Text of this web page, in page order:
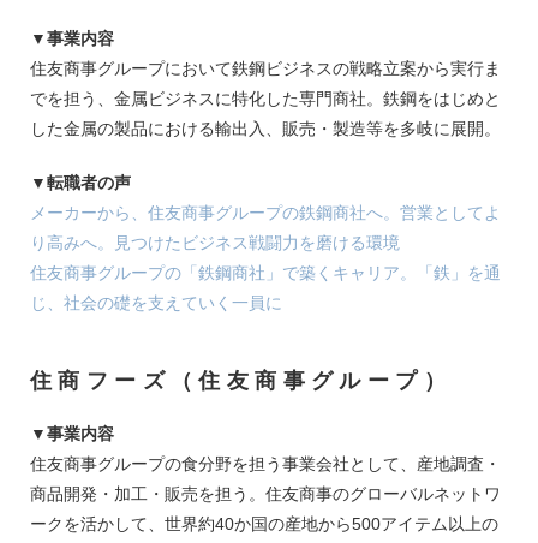
▼事業内容
住友商事グループにおいて鉄鋼ビジネスの戦略立案から実行ま
でを担う、金属ビジネスに特化した専門商社。鉄鋼をはじめと
した金属の製品における輸出入、販売・製造等を多岐に展開。
▼転職者の声
メーカーから、住友商事グループの鉄鋼商社へ。営業としてよ
り高みへ。見つけたビジネス戦闘力を磨ける環境
住友商事グループの「鉄鋼商社」で築くキャリア。「鉄」を通
じ、社会の礎を支えていく一員に
住商フーズ（住友商事グループ）
▼事業内容
住友商事グループの食分野を担う事業会社として、産地調査・
商品開発・加工・販売を担う。住友商事のグローバルネットワ
ークを活かして、世界約40か国の産地から500アイテム以上の